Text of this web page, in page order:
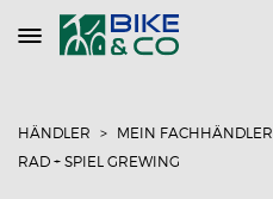
Navigation
öffnen
HÄNDLER MEIN FACHHÄNDLER
RAD + SPIEL GREWING